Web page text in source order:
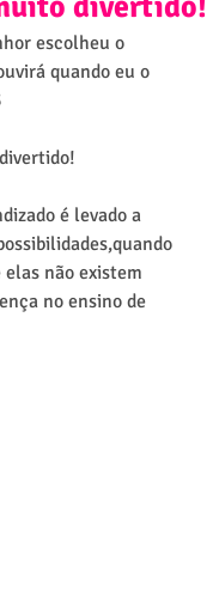
escolheu o
quando eu o
é levado a
não existem
no ensino de